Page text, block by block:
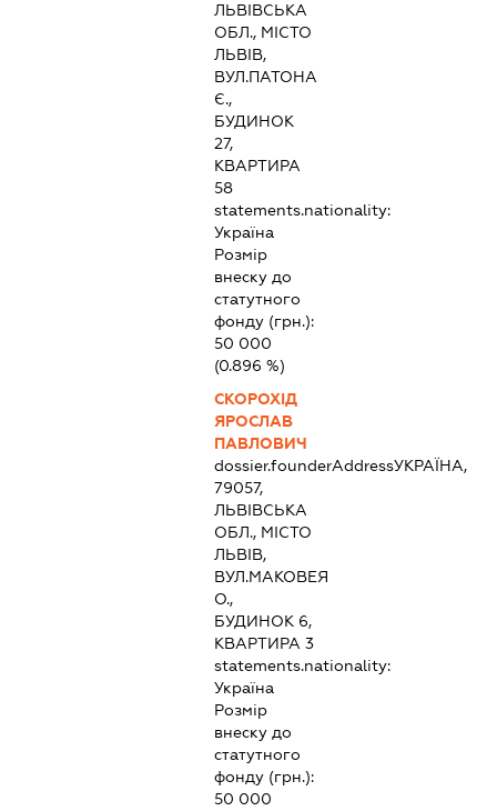
ЛЬВІВСЬКА
ОБЛ., МІСТО
ЛЬВІВ,
ВУЛ.ПАТОНА
Є.,
БУДИНОК
27,
КВАРТИРА
58
statements.nationality:
Україна
Розмір
внеску до
статутного
фонду (грн.):
50 000
(0.896 %)
СКОРОХІД
ЯРОСЛАВ
ПАВЛОВИЧ
dossier.founderAddressУКРАЇНА,
79057,
ЛЬВІВСЬКА
ОБЛ., МІСТО
ЛЬВІВ,
ВУЛ.МАКОВЕЯ
О.,
БУДИНОК 6,
КВАРТИРА 3
statements.nationality:
Україна
Розмір
внеску до
статутного
фонду (грн.):
50 000